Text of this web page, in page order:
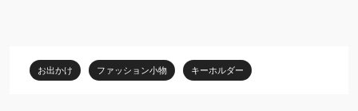
お出かけ ファッション小物 キーホルダー